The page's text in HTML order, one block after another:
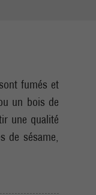
fumés et
un bois de
une qualité
de sésame,